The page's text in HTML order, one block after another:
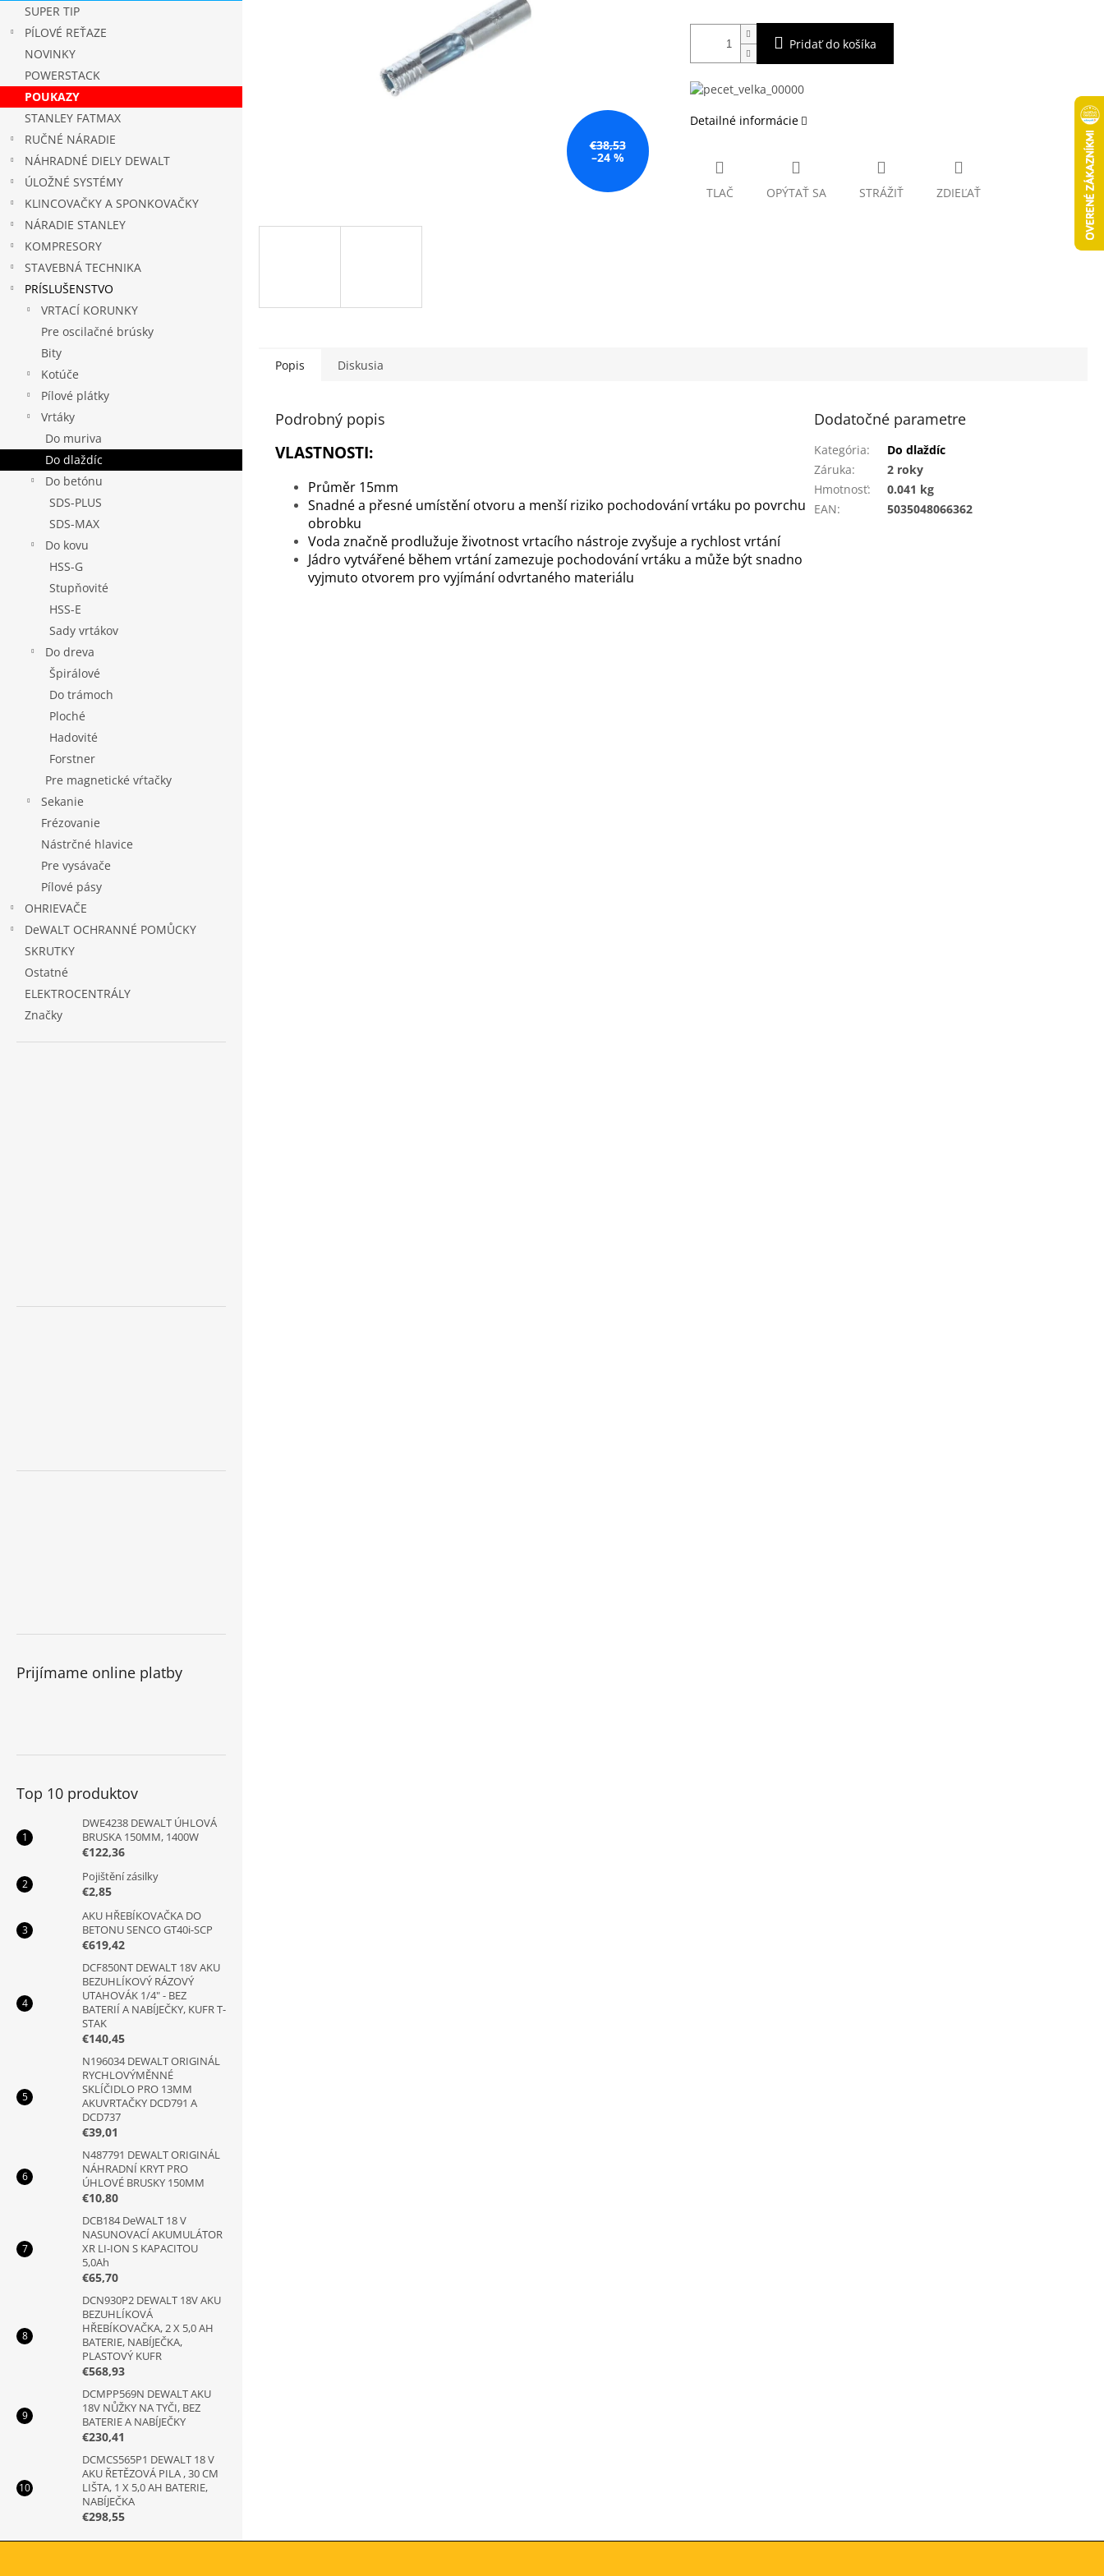
SUPER TIP
PÍLOVÉ REŤAZE
NOVINKY
POWERSTACK
POUKAZY
STANLEY FATMAX
RUČNÉ NÁRADIE
NÁHRADNÉ DIELY DEWALT
ÚLOŽNÉ SYSTÉMY
KLINCOVAČKY A SPONKOVAČKY
NÁRADIE STANLEY
KOMPRESORY
STAVEBNÁ TECHNIKA
PRÍSLUŠENSTVO
VRTACÍ KORUNKY
Pre oscilačné brúsky
Bity
Kotúče
Pílové plátky
Vrtáky
Do muriva
Do dlaždíc
Do betónu
SDS-PLUS
SDS-MAX
Do kovu
HSS-G
Stupňovité
HSS-E
Sady vrtákov
Do dreva
Špirálové
Do trámoch
Ploché
Hadovité
Forstner
Pre magnetické vŕtačky
Sekanie
Frézovanie
Nástrčné hlavice
Pre vysávače
Pílové pásy
OHRIEVAČE
DeWALT OCHRANNÉ POMŮCKY
SKRUTKY
Ostatné
ELEKTROCENTRÁLY
Značky
Prijímame online platby
Top 10 produktov
DWE4238 DEWALT ÚHLOVÁ
BRUSKA 150MM, 1400W
€122,36
Pojištění zásilky
€2,85
AKU HŘEBÍKOVAČKA DO
BETONU SENCO GT40i-SCP
€619,42
DCF850NT DEWALT 18V AKU
BEZUHLÍKOVÝ RÁZOVÝ
UTAHOVÁK 1/4" - BEZ
BATERIÍ A NABÍJEČKY, KUFR T-
STAK
€140,45
N196034 DEWALT ORIGINÁL
RYCHLOVÝMĚNNÉ
SKLÍČIDLO PRO 13MM
AKUVRTAČKY DCD791 A
DCD737
€39,01
N487791 DEWALT ORIGINÁL
NÁHRADNÍ KRYT PRO
ÚHLOVÉ BRUSKY 150MM
€10,80
DCB184 DeWALT 18 V
NASUNOVACÍ AKUMULÁTOR
XR LI-ION S KAPACITOU
5,0Ah
€65,70
DCN930P2 DEWALT 18V AKU
BEZUHLÍKOVÁ
HŘEBÍKOVAČKA, 2 X 5,0 AH
BATERIE, NABÍJEČKA,
PLASTOVÝ KUFR
€568,93
DCMPP569N DEWALT AKU
18V NŮŽKY NA TYČI, BEZ
BATERIE A NABÍJEČKY
€230,41
DCMCS565P1 DEWALT 18 V
AKU ŘETĚZOVÁ PILA , 30 CM
LIŠTA, 1 X 5,0 AH BATERIE,
NABÍJEČKA
€298,55
€38,53
–24 %
Pridať do košíka
Detailné informácie
TLAČ OPÝTAŤ SA STRÁŽIŤ ZDIEĽAŤ
Popis Diskusia
Podrobný popis
VLASTNOSTI:
Průměr 15mm
Snadné a přesné umístění otvoru a menší riziko pochodování vrtáku po povrchu
obrobku
Voda značně prodlužuje životnost vrtacího nástroje zvyšuje a rychlost vrtání
Jádro vytvářené během vrtání zamezuje pochodování vrtáku a může být snadno
vyjmuto otvorem pro vyjímání odvrtaného materiálu
Dodatočné parametre
Kategória:
Do dlaždíc
Záruka:
2 roky
Hmotnosť:
0.041 kg
EAN: 5035048066362
Z